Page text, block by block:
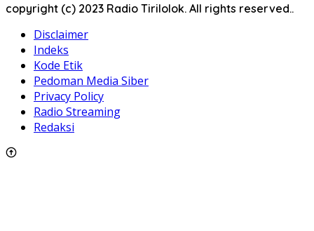
copyright (c) 2023 Radio Tirilolok. All rights reserved..
Disclaimer
Indeks
Kode Etik
Pedoman Media Siber
Privacy Policy
Radio Streaming
Redaksi